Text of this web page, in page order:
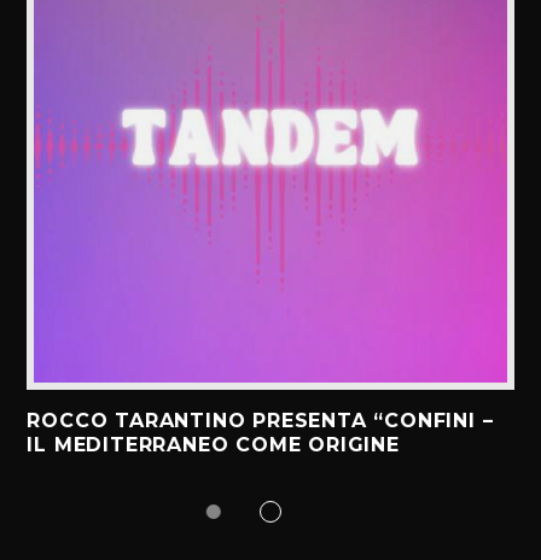
ROCCO TARANTINO PRESENTA “CONFINI –
IL MEDITERRANEO COME ORIGINE